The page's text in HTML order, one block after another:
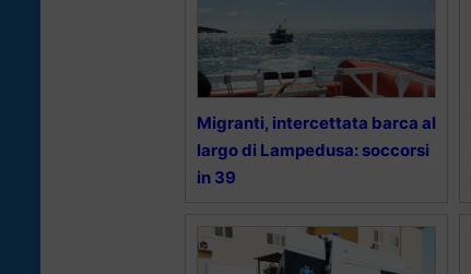
Migranti, intercettata barca al
largo di Lampedusa: soccorsi
in 39